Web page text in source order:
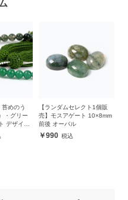
苔めのう
・グリー
デザイン
【ランダムセレクト1個販
売】モスアゲート 10×8mm
前後 オーバル
990